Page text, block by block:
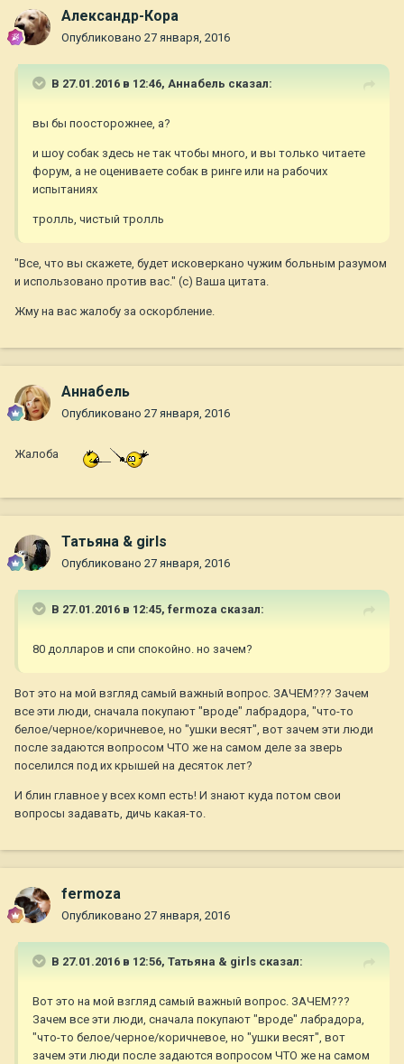
Александр-Кора
Опубликовано 27 января, 2016
В 27.01.2016 в 12:46, Aннaбель сказал:
вы бы поосторожнее, а?
и шоу собак здесь не так чтобы много, и вы только читаете
форум, а не оцениваете собак в ринге или на рабочих
испытаниях
тролль, чистый тролль
"Все, что вы скажете, будет исковеркано чужим больным разумом
и использовано против вас." (с) Ваша цитата.
Жму на вас жалобу за оскорбление.
Aннaбель
Опубликовано 27 января, 2016
Жалоба
Татьяна & girls
Опубликовано 27 января, 2016
В 27.01.2016 в 12:45, fermoza сказал:
80 долларов и спи спокойно. но зачем?
Вот это на мой взгляд самый важный вопрос. ЗАЧЕМ??? Зачем
все эти люди, сначала покупают "вроде" лабрадора, "что-то
белое/черное/коричневое, но "ушки весят", вот зачем эти люди
после задаются вопросом ЧТО же на самом деле за зверь
поселился под их крышей на десяток лет?
И блин главное у всех комп есть! И знают куда потом свои
вопросы задавать, дичь какая-то.
fermoza
Опубликовано 27 января, 2016
В 27.01.2016 в 12:56, Татьяна & girls сказал:
Вот это на мой взгляд самый важный вопрос. ЗАЧЕМ???
Зачем все эти люди, сначала покупают "вроде" лабрадора,
"что-то белое/черное/коричневое, но "ушки весят", вот
зачем эти люди после задаются вопросом ЧТО же на самом